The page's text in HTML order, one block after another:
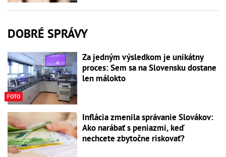
DOBRÉ SPRÁVY
FOTO
Za jedným výsledkom je unikátny
proces: Sem sa na Slovensku dostane
len málokto
Inflácia zmenila správanie Slovákov:
Ako narábať s peniazmi, keď
nechcete zbytočne riskovať?